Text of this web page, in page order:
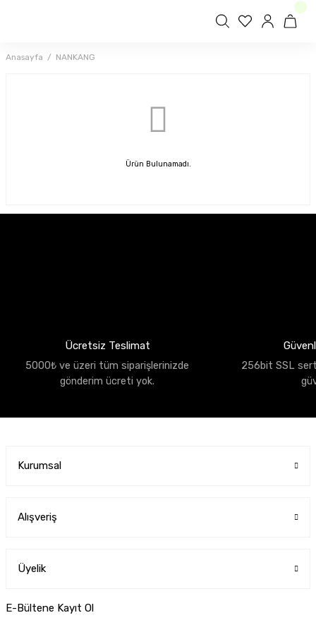
Anasayfa NANKANG
Ürün Bulunamadı.
Ücretsiz Teslimat
5000₺ ve üzeri tüm siparişlerinizde
gönderim ücreti yok.
256bit SSL
Kurumsal
Alışveriş
Üyelik
E-Bültene Kayıt Ol